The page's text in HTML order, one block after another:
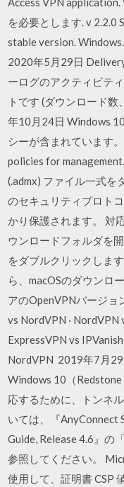
を必要とします. v 2.2.0
stable version.
2020年5月29日
ーログのアクティビテ
トです (ダウンロード
年10月24日 Windows
シーが含まれています
policies for
(.admx) ファイル一式
のセキュリティプロト
かり保護されます。 対
ウンロードフォルダを
をダブルクリックしま
ら、macOSのダウンロ
アのOpenVPNバージョ
vs NordVPN · NordVPN
ExpressVPN vs
NordVPN 2019年7月
Windows 10（
応するために、トンネ
いては、『
Guide, Release 4.6』の
参照してください。
使用して、証明書 CSP